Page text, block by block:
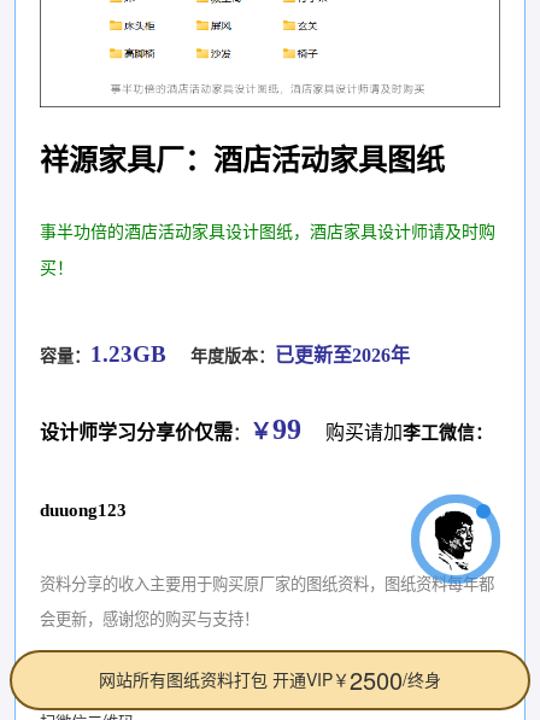
祥源家具厂：酒店活动家具图纸
事半功倍的酒店活动家具设计图纸，酒店家具设计师请及时购
买！
容量： 1.23GB 年度版本： 已更新至2026年
设计师学习分享价仅需： ￥99 购买请加李工微信：
duuong123
资料分享的收入主要用于购买原厂家的图纸资料，图纸资料每年都
会更新，感谢您的购买与支持！
如何购买网站所有图纸资料打包 开通VIP￥2500/终身